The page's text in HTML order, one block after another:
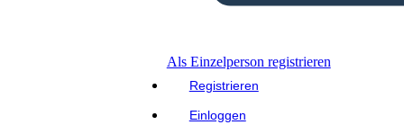
Als Einzelperson registrieren
Registrieren
Einloggen